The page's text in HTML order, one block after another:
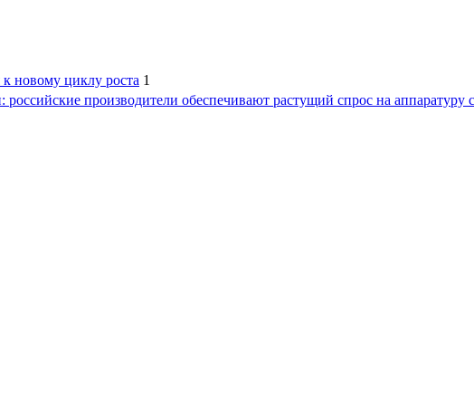
новому циклу роста 1
производители обеспечивают растущий спрос на аппаратуру